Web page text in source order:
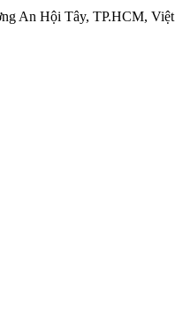
An Hội Tây, TP.HCM,